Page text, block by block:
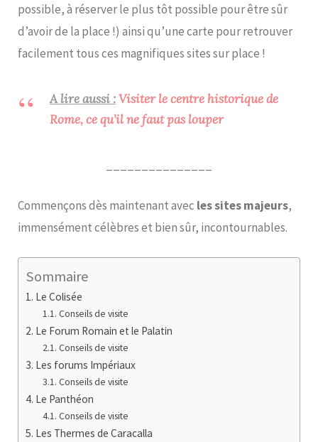
possible, à réserver le plus tôt possible pour être sûr
d’avoir de la place !) ainsi qu’une carte pour retrouver
facilement tous ces magnifiques sites sur place !
A lire aussi :Visiter le centre historique de
Rome, ce qu’il ne faut pas louper
Commençons dès maintenant avec les sites majeurs,
immensément célèbres et bien sûr, incontournables.
Sommaire
Le Colisée
Conseils de visite
Le Forum Romain et le Palatin
Conseils de visite
Les forums Impériaux
Conseils de visite
Le Panthéon
Conseils de visite
Les Thermes de Caracalla